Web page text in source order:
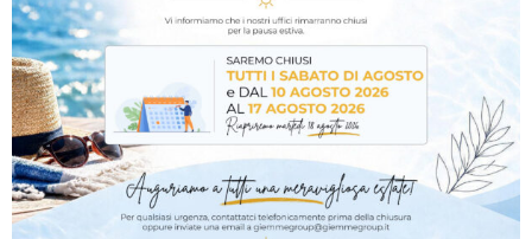
necessità di preforatura, garantendo un
aggancio immediato e preciso.
Testa Ultra-Piatta Extra Larga:Assicura una
tenuta meccanica superiore e una
distribuzione omogenea del carico. Lo
spessore ridotto della testa evita
rigonfiamenti o spessori d’ingombro fastidiosi
sotto le lastre di finitura (come il